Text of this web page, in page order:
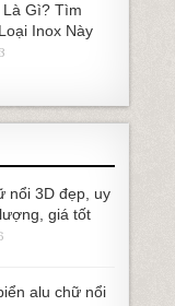
Là Gì? Tìm
Inox Này
nổi 3D đẹp, uy
giá tốt
alu chữ nổi